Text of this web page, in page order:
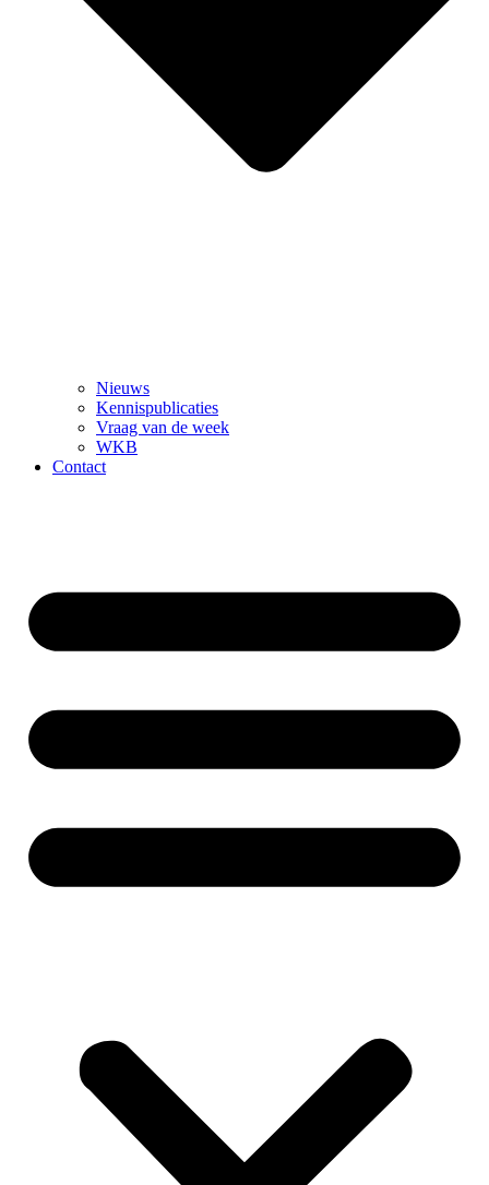
Nieuws
Kennispublicaties
Vraag van de week
WKB
Contact